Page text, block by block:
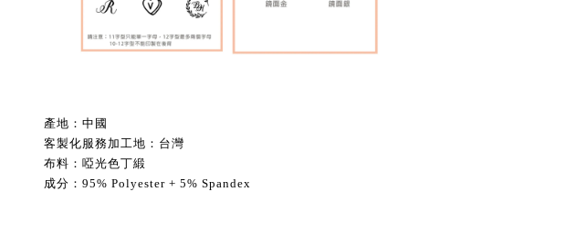
產地：中國
客製化服務加工地：台灣
布料：啞光色丁緞
成分：95% Polyester + 5% Spandex